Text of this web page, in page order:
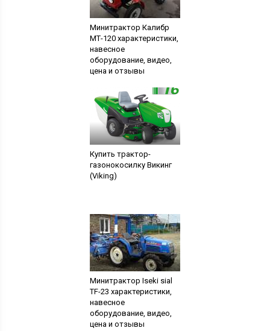
Минитрактор Калибр
МТ-120 характеристики,
навесное
оборудование, видео,
цена и отзывы
Купить трактор-
газонокосилку Викинг
(Viking)
Минитрактор Iseki sial
TF-23 характеристики,
навесное
оборудование, видео,
цена и отзывы